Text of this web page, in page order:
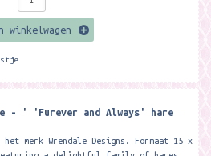
winkelwagen
- ' 'Furever and Always' hare
merk Wrendale Designs. Formaat 15 x